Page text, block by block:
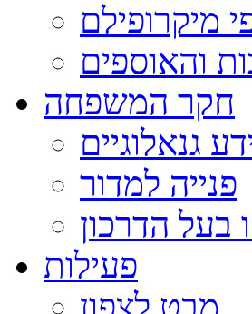
מיקרופילם
והאוספים
חקר המשפחה
גנאלוגיים
פנייה למדור
בעל הדרכון
פעילות